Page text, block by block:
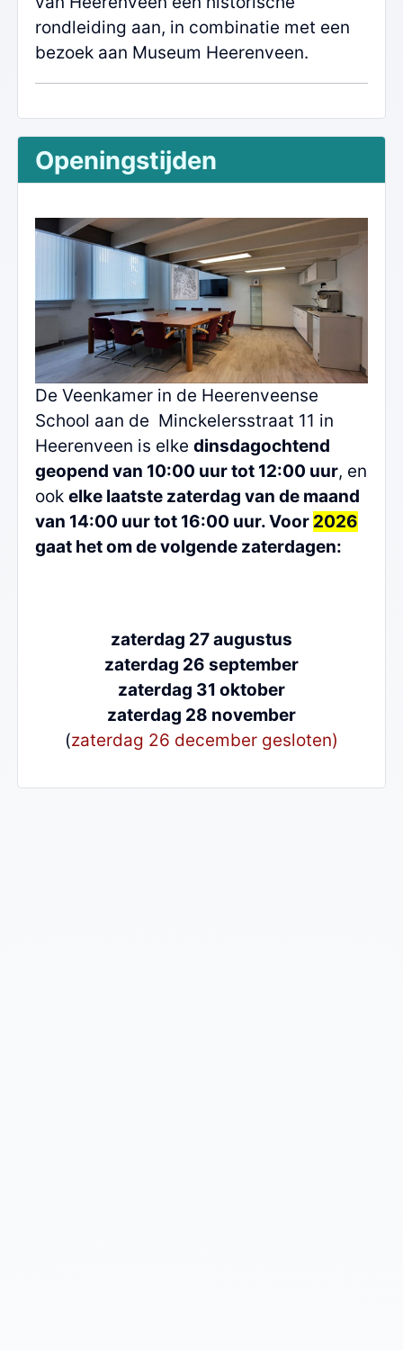
rondleiding aan, in combinatie met een
bezoek aan Museum Heerenveen.
Openingstijden
De Veenkamer in de Heerenveense
School aan de Minckelersstraat 11 in
Heerenveen is elke dinsdagochtend
geopend van 10:00 uur tot 12:00 uur, en
ook elke laatste zaterdag van de maand
van 14:00 uur tot 16:00 uur. Voor 2026
gaat het om de volgende zaterdagen:
zaterdag 27 augustus
zaterdag 26 september
zaterdag 31 oktober
zaterdag 28 november
(zaterdag 26 december gesloten)